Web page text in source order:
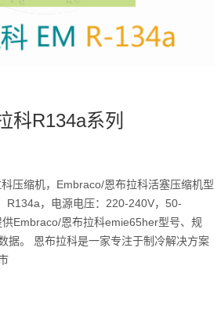
科R134a系列
压缩机，Embraco/恩布拉科活塞压缩机型
R134a，电源电压：220-240V，50-
Embraco/恩布拉科emie65her型号、规
据。 恩布拉科是一家专注于制冷解决方案